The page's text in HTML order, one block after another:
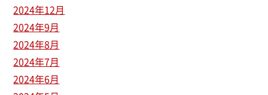
2024年12月
2024年9月
2024年8月
2024年7月
2024年6月